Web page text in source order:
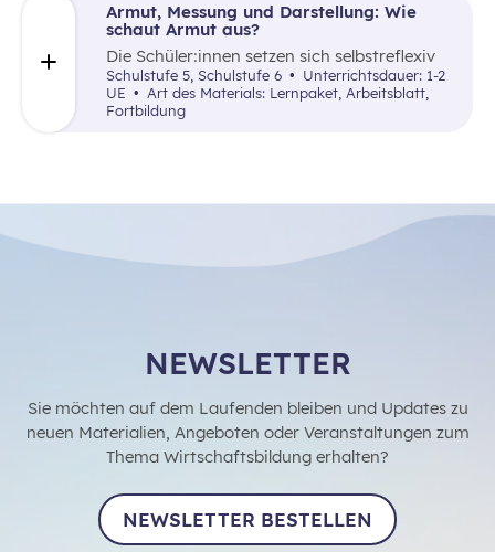
Armut, Messung und Darstellung: Wie
schaut Armut aus?
Die Schüler:innen setzen sich selbstreflexiv
mit unterschiedlichen Erscheinungsformen
von Armut und sozialer Ausgrenzung
auseinander und erarbeiten
Handlungsmöglichkeiten.
Schulstufe 5, Schulstufe 6
UE
Fortbildung
NEWSLETTER
Sie möchten auf dem Laufenden bleiben und Updates zu
neuen Materialien, Angeboten oder Veranstaltungen zum
Thema Wirtschaftsbildung erhalten?
NEWSLETTER BESTELLEN